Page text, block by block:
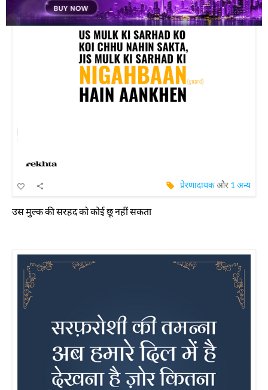
प्रेरणादायकऔर 1 अन्य
उस मुल्क की सरहद को कोई छू नहीं सकता